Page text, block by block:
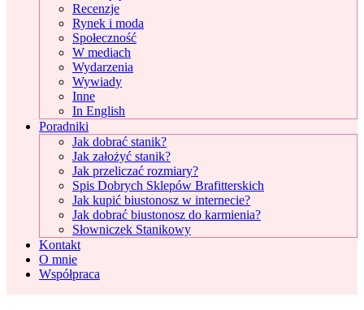
Recenzje
Rynek i moda
Społeczność
W mediach
Wydarzenia
Wywiady
Inne
In English
Poradniki
Jak dobrać stanik?
Jak założyć stanik?
Jak przeliczać rozmiary?
Spis Dobrych Sklepów Brafitterskich
Jak kupić biustonosz w internecie?
Jak dobrać biustonosz do karmienia?
Słowniczek Stanikowy
Kontakt
O mnie
Współpraca